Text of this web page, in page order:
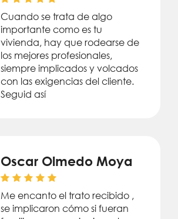
Cuando se trata de algo
importante como es tu
vivienda, hay que rodearse de
los mejores profesionales,
siempre implicados y volcados
con las exigencias del cliente.
Seguid así
Oscar Olmedo Moya
Me encanto el trato recibido ,
se implicaron cómo si fueran